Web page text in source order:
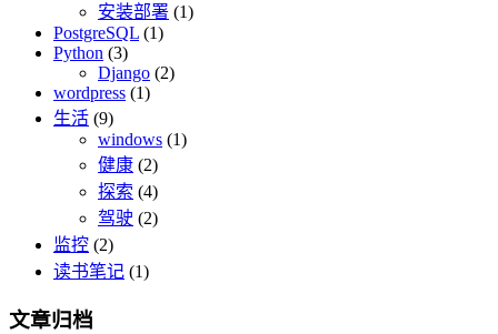
安装部署 (1)
PostgreSQL (1)
Python (3)
Django (2)
wordpress (1)
生活 (9)
windows (1)
健康 (2)
探索 (4)
驾驶 (2)
监控 (2)
读书笔记 (1)
文章归档